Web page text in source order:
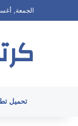
الجمعة, أغسطس
تحميل